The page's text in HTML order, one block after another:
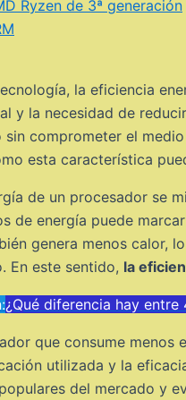
Ryzen de 3ª generación
la eficiencia
y la necesidad de
comprometer el
esta característica
de un procesador se
de energía puede
genera menos calor,
En este sentido, la
¿Qué diferencia hay entre
que consume
utilizada y la
del mercado y